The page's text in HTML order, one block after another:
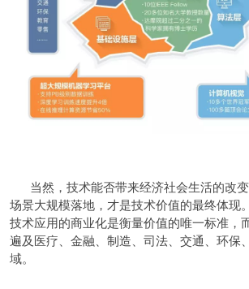
当然，技术能否带来经济社会生活的改
场景大规模落地，才是技术价值的最终体现
技术应用的商业化是衡量价值的唯一标准，
遍及医疗、金融、制造、司法、交通、环保
域。